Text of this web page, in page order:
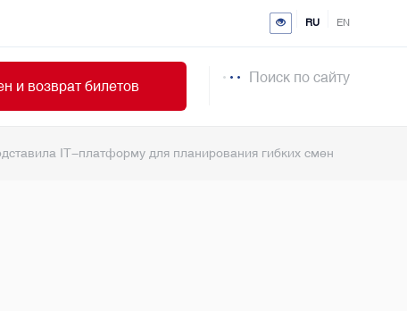
RU EN
и возврат билетов
Поиск по сайту
IT-платформу для планирования гибких смен